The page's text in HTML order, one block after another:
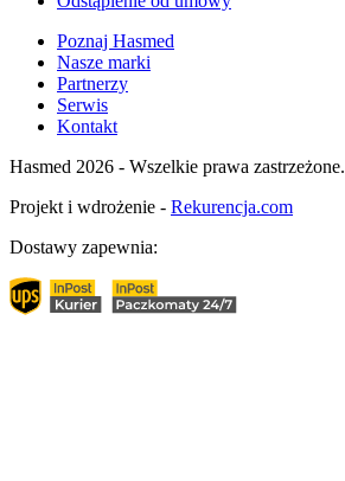
Poznaj Hasmed
Nasze marki
Partnerzy
Serwis
Kontakt
Hasmed 2026 - Wszelkie prawa zastrzeżone.
Projekt i wdrożenie - Rekurencja.com
Dostawy zapewnia: